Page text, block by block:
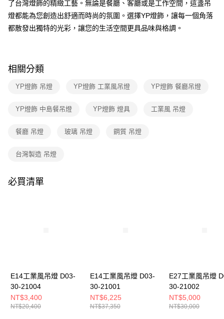
【關於「AFTEE先享後付」】
AFTEE先享後付是「在收到商品之後才付款」的支付方式。 讓您購物簡單
便利好安心！
１．簡單：不需註冊會員、不需綁卡、不需儲值。
【「AFTEE先享後付」結帳流程】
１．於結帳方式選擇「AFTEE先享後付」後，將跳轉至「AFTEE先享後付」
結帳頁面，進行簡訊認證並確認金額後，即可完成結帳。
ATM／網路銀行／等多元方式進行付款，方視為交易完成。
購買商品的店家。未經商家同意取消之訂單仍視為有效，需透過AFTEE先享
是否繳費成功／繳費後需取消欲退款等相關疑問，請聯繫「AFTEE先享後付
【注意事項】
時審查核予不同之上限額度；若仍有額度不足之情形，本公司將視審查結果
５．嚴禁一人註冊多個帳號或使用他人資訊註冊。若發現惡意使用之情形，
恩沛科技股份有限公司將有權停止該用戶之使用額度並採取法律行動。
每筆NT$180，滿NT$5,000(含以上)免運費
了台灣燈飾的精緻工藝。無論是餐廳、客廳或是工作空間，這盞吊
燈都能為您創造出舒適而時尚的氛圍。選擇YP燈飾，讓每一個角落
都散發出獨特的光彩，讓您的生活空間更具品味與格調。
相關分類
YP燈飾 吊燈 YP燈飾 工業風吊燈 YP燈飾 餐廳吊燈
YP燈飾 中島餐吊燈 YP燈飾 燈具 工業風 吊燈
餐廳 吊燈 玻璃 吊燈 鋼質 吊燈
台灣製造 吊燈
必買清單
E14工業風吊燈 D03-
30-21004
NT$3,400
NT$20,400
E14工業風吊燈 D03-
30-21001
NT$6,225
NT$37,350
E27工業風吊燈
30-21002
NT$5,000
NT$30,000